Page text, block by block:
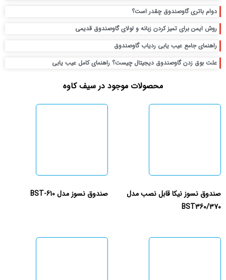
دوام باتری گاوصندوق چقدر است؟
روش ایمن برای تمیز کردن زبانه و لولای گاوصندوق قدیمی
راهنمای جامع عیب یابی ردیاب گاوصندوق
علت بوق زدن گاوصندوق دیجیتال چیست؟ راهنمای کامل عیب یابی
محصولات موجود در سیف کاوه
صندوق نسوز نیکا قابل نصب مدل
BST360/370
صندوق نسوز مدل BST-610